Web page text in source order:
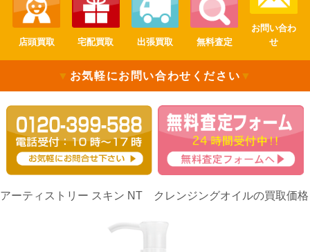
店頭買取 宅配買取 出張買取 無料査定
お問い合わ
せ
▼ お気軽にお問い合わせください ▼
アーティストリー スキン NT クレンジングオイルの買取価格